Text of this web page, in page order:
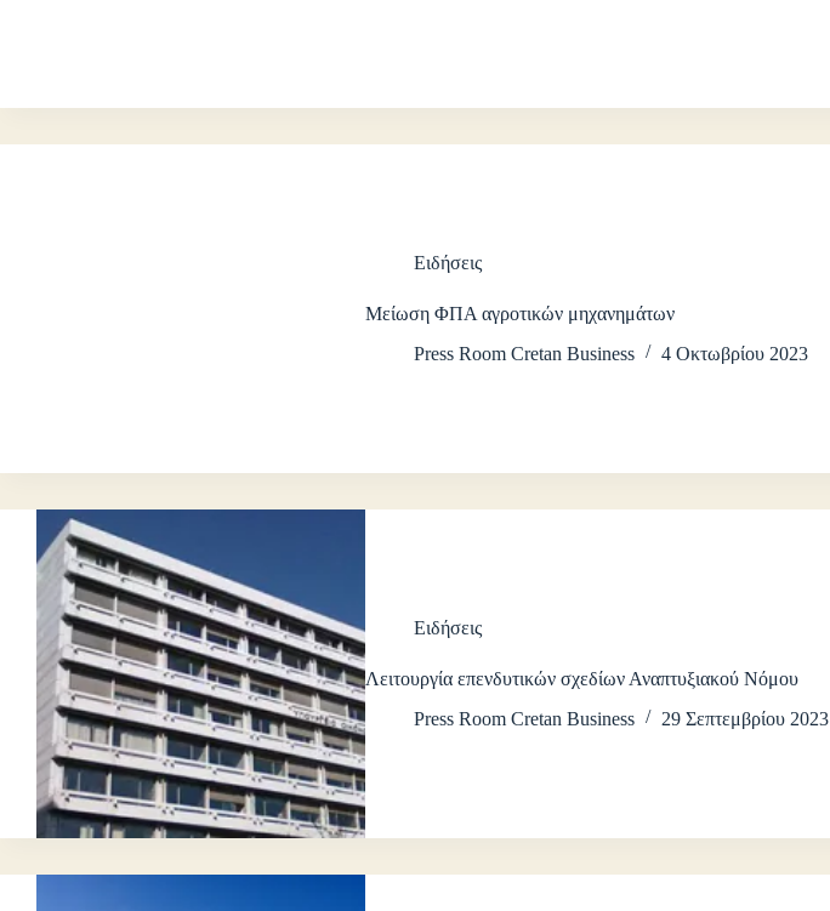
Ειδήσεις
Μείωση ΦΠΑ αγροτικών μηχανημάτων
Press Room Cretan Business
4 Οκτωβρίου 2023
Ειδήσεις
Λειτουργία επενδυτικών σχεδίων Αναπτυξιακού Νόμου
Press Room Cretan Business
29 Σεπτεμβρίου 2023